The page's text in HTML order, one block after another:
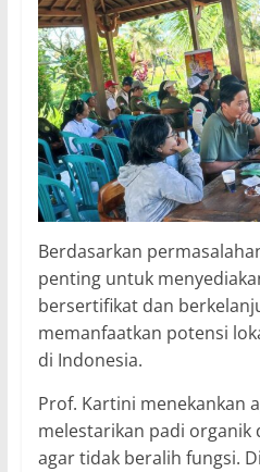
Berdasarkan
penting untuk
bersertifikat dan
memanfaatkan potensi
di Indonesia.
Prof. Kartini menekankan
melestarikan padi organik
agar tidak beralih fungsi.